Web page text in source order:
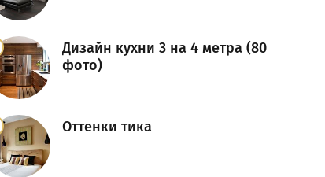
Дизайн кухни 3 на 4 метра (80
фото)
Оттенки тика